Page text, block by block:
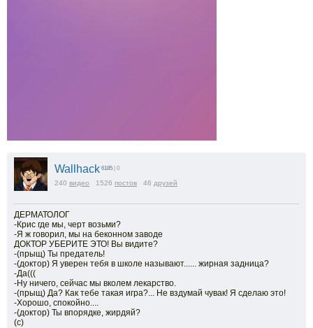
Wallhack 6185 | 0
240 видео 1526 постов 46 друзей
ДЕРМАТОЛОГ
-Крис где мы, черт возьми?
-Я ж говорил, мы на беконном заводе
ДОКТОР УБЕРИТЕ ЭТО! Вы видите?
-(прыщ) Ты предатель!
-(доктор) Я уверен тебя в школе называют...... жирная задница?
-Да(((
-Ну ничего, сейчас мы вколем лекарство.
-(прыщ) Да? Как тебе такая игра?... Не вздумай чувак! Я сделаю это!
-Хорошо, спокойно....
-(доктор) Ты впорядке, жирдяй?
(c)